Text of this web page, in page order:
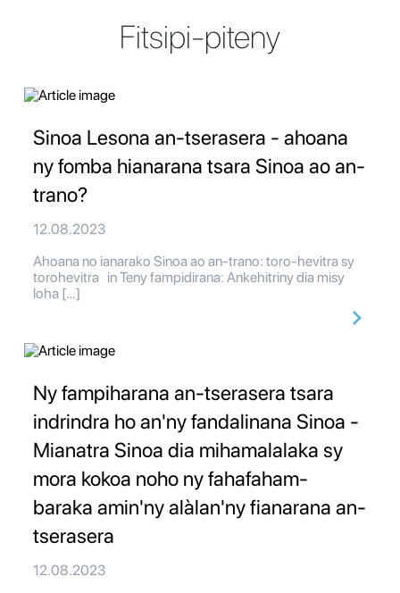
Fitsipi-piteny
Sinoa Lesona an-tserasera - ahoana
ny fomba hianarana tsara Sinoa ao an-
trano?
12.08.2023
Ahoana no ianarako Sinoa ao an-trano: toro-hevitra sy
torohevitra in Teny fampidirana: Ankehitriny dia misy
loha […]
Ny fampiharana an-tserasera tsara
indrindra ho an'ny fandalinana Sinoa -
Mianatra Sinoa dia mihamalalaka sy
mora kokoa noho ny fahafaham-
baraka amin'ny alàlan'ny fianarana an-
tserasera
12.08.2023